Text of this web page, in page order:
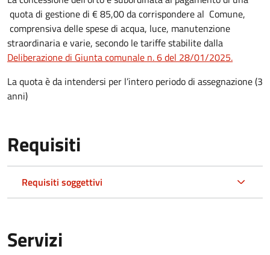
quota di gestione di € 85,00 da corrispondere al Comune,
comprensiva delle spese di acqua, luce, manutenzione
straordinaria e varie, secondo le tariffe stabilite dalla
Deliberazione di Giunta comunale n. 6 del 28/01/2025.
La quota è da intendersi per l’intero periodo di assegnazione (3
anni)
Requisiti
Requisiti soggettivi
Servizi